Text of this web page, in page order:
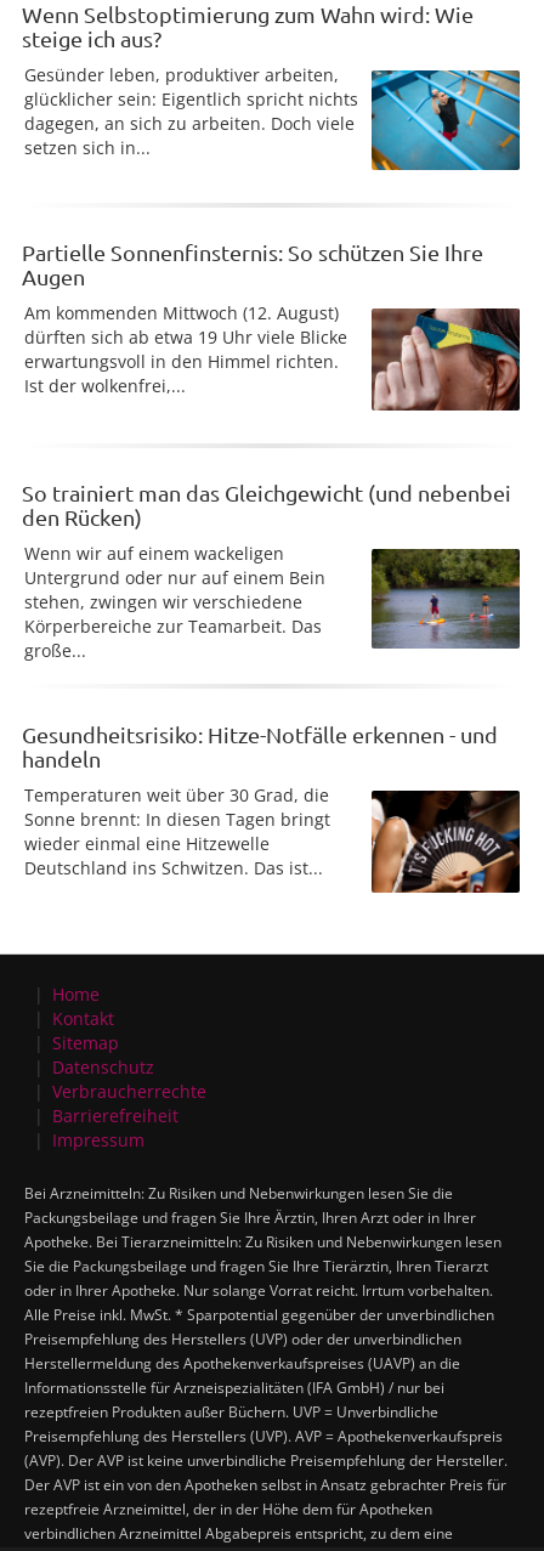
Wenn Selbstoptimierung zum Wahn wird: Wie
steige ich aus?
Gesünder leben, produktiver arbeiten,
glücklicher sein: Eigentlich spricht nichts
dagegen, an sich zu arbeiten. Doch viele
setzen sich in...
Partielle Sonnenfinsternis: So schützen Sie Ihre
Augen
Am kommenden Mittwoch (12. August)
dürften sich ab etwa 19 Uhr viele Blicke
erwartungsvoll in den Himmel richten.
Ist der wolkenfrei,...
So trainiert man das Gleichgewicht (und nebenbei
den Rücken)
Wenn wir auf einem wackeligen
Untergrund oder nur auf einem Bein
stehen, zwingen wir verschiedene
Körperbereiche zur Teamarbeit. Das
große...
Gesundheitsrisiko: Hitze-Notfälle erkennen - und
handeln
Temperaturen weit über 30 Grad, die
Sonne brennt: In diesen Tagen bringt
wieder einmal eine Hitzewelle
Deutschland ins Schwitzen. Das ist...
Home
Kontakt
Sitemap
Datenschutz
Verbraucherrechte
Barrierefreiheit
Impressum
Bei Arzneimitteln: Zu Risiken und Nebenwirkungen lesen Sie die
Packungsbeilage und fragen Sie Ihre Ärztin, Ihren Arzt oder in Ihrer
Apotheke. Bei Tierarzneimitteln: Zu Risiken und Nebenwirkungen lesen
Sie die Packungsbeilage und fragen Sie Ihre Tierärztin, Ihren Tierarzt
oder in Ihrer Apotheke. Nur solange Vorrat reicht. Irrtum vorbehalten.
Alle Preise inkl. MwSt. * Sparpotential gegenüber der unverbindlichen
Preisempfehlung des Herstellers (UVP) oder der unverbindlichen
Herstellermeldung des Apothekenverkaufspreises (UAVP) an die
Informationsstelle für Arzneispezialitäten (IFA GmbH) / nur bei
rezeptfreien Produkten außer Büchern. UVP = Unverbindliche
Preisempfehlung des Herstellers (UVP). AVP = Apothekenverkaufspreis
(AVP). Der AVP ist keine unverbindliche Preisempfehlung der Hersteller.
Der AVP ist ein von den Apotheken selbst in Ansatz gebrachter Preis für
rezeptfreie Arzneimittel, der in der Höhe dem für Apotheken
verbindlichen Arzneimittel Abgabepreis entspricht, zu dem eine